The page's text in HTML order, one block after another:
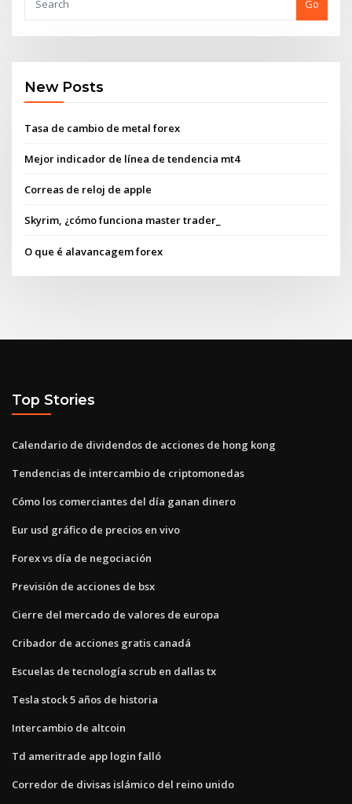
Go
New Posts
Tasa de cambio de metal forex
Mejor indicador de línea de tendencia mt4
Correas de reloj de apple
Skyrim, ¿cómo funciona master trader_
O que é alavancagem forex
Top Stories
Calendario de dividendos de acciones de hong kong
Tendencias de intercambio de criptomonedas
Cómo los comerciantes del día ganan dinero
Eur usd gráfico de precios en vivo
Forex vs día de negociación
Previsión de acciones de bsx
Cierre del mercado de valores de europa
Cribador de acciones gratis canadá
Escuelas de tecnología scrub en dallas tx
Tesla stock 5 años de historia
Intercambio de altcoin
Td ameritrade app login falló
Corredor de divisas islámico del reino unido